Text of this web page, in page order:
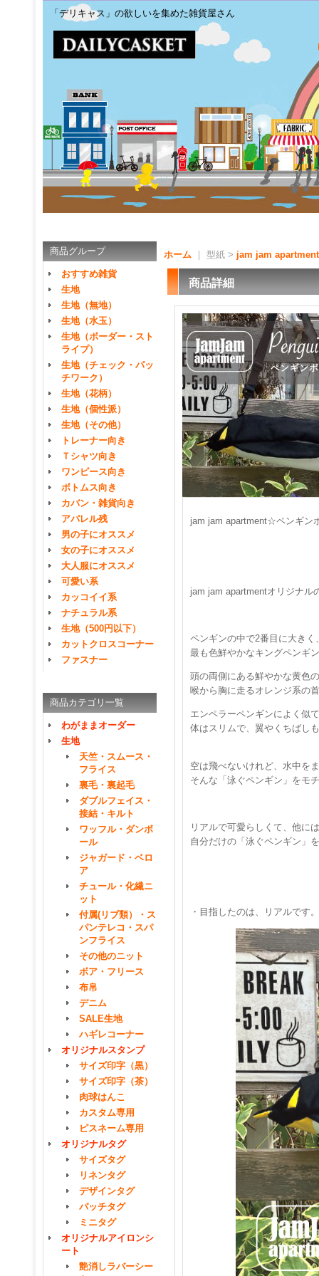
「デリキャス」の欲しいを集めた雑貨屋さん
商品グループ
おすすめ雑貨
生地
生地（無地）
生地（水玉）
生地（ボーダー・スト
ライプ）
生地（チェック・パッ
チワーク）
生地（花柄）
生地（個性派）
生地（その他）
トレーナー向き
Ｔシャツ向き
ワンピース向き
ボトムス向き
カバン・雑貨向き
アパレル残
男の子にオススメ
女の子にオススメ
大人服にオススメ
可愛い系
カッコイイ系
ナチュラル系
生地（500円以下）
カットクロスコーナー
ファスナー
商品カテゴリ一覧
わがままオーダー
生地
天竺・スムース・
フライス
裏毛・裏起毛
ダブルフェイス・
接結・キルト
ワッフル・ダンボ
ール
ジャガード・ベロ
ア
チュール・化繊ニ
ット
付属(リブ類）・ス
パンテレコ・スパ
ンフライス
その他のニット
ボア・フリース
布帛
デニム
SALE生地
ハギレコーナー
オリジナルスタンプ
サイズ印字（黒）
サイズ印字（茶）
肉球はんこ
カスタム専用
ピスネーム専用
オリジナルタグ
サイズタグ
リネンタグ
デザインタグ
パッチタグ
ミニタグ
オリジナルアイロンシ
ート
艶消しラバーシー
ホーム ｜ 型紙 > jam jam apartment
商品詳細
jam jam apartment☆ペンギン
jam jam apartmentオリジナル
ペンギンの中で2番目に大きく
最も色鮮やかなキングペンギ
頭の両側にある鮮やかな黄色
喉から胸に走るオレンジ系の
エンペラーペンギンによく似
体はスリムで、翼やくちばし
空は飛べないけれど、水中を
そんな「泳ぐペンギン」をモ
リアルで可愛らしくて、他に
自分だけの「泳ぐペンギン」
・目指したのは、リアルです。